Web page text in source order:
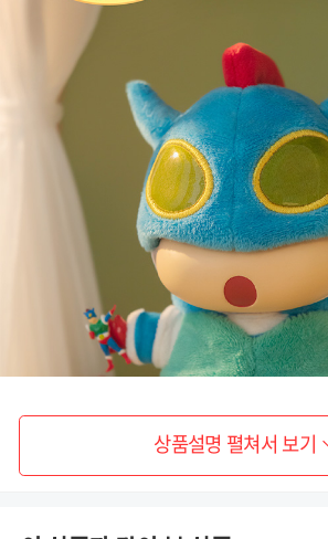
상품설명 펼쳐서 보기